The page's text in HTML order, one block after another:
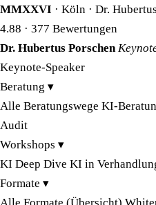
MMXXVI · Köln · Dr.
4.88 · 377 Bewertungen
Dr. Hubertus Porschen
Keynote-Speaker
Beratung ▾
Alle Beratungswege KI-
Audit
Workshops ▾
KI Deep Dive KI in
Formate ▾